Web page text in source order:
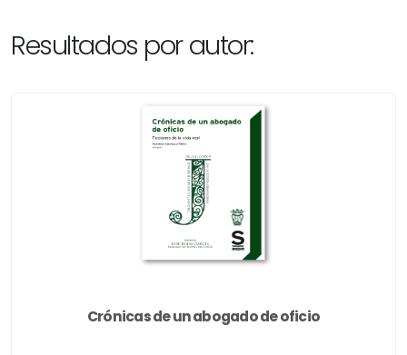
Resultados por autor:
Crónicas de un abogado de oficio